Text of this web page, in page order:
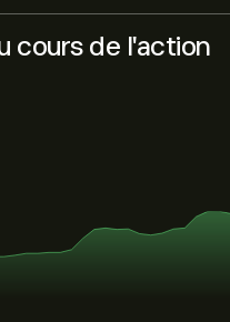
cours de l'action